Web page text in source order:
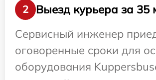
2
Выезд курьера за 35
Сервисный инженер
оговоренные сроки для
оборудования